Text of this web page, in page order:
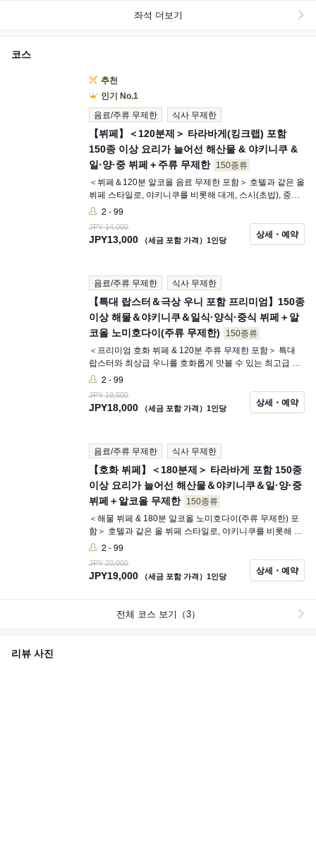
좌석 더보기
코스
추천
인기 No.1
음료/주류 무제한
식사 무제한
【뷔페】＜120분제＞ 타라바게(킹크랩) 포함
150종 이상 요리가 늘어선 해산물 & 야키니쿠 &
일·양·중 뷔페＋주류 무제한
150종류
＜뷔페＆120분 알코올 음료 무제한 포함＞ 호텔과 같은 올
뷔페 스타일로, 야키니쿠를 비롯해 대게, 스시(초밥), 중화
요리, 일식, 디저트 등 장르를 가리지 않는 150종 이상의 요
셰프가 눈앞에서 만들어 드리는 스시와 갓 조리된 따끈따
끈한 요리들입니다. 현장감 넘치는 라이브 키친에서 셰프
공간이 소중한 시간을 더욱 특별하게 연출합니다.
2 - 99
JPY 14,000
JPY13,000 （세금 포함 가격）1인당
상세・예약
음료/주류 무제한 식사 무제한
【특대 랍스터＆극상 우니 포함 프리미엄】150종
이상 해물＆야키니쿠＆일식·양식·중식 뷔페＋알
코올 노미호다이(주류 무제한)
150종류
＜프리미엄 호화 뷔페 & 120분 주류 무제한 포함＞ 특대
랍스터와 최상급 우니를 호화롭게 맛볼 수 있는 최고급 프
리미엄 코스입니다. 더불어 숙련된 장인이 빚는 에도마에
김), 고소한 하마야키(해산물 구이), 엄선한 야키니쿠, 정통
중화요리, 화려한 디저트까지 150종을 넘는 미식을 마음껏
2 - 99
JPY 19,500
JPY18,000 （세금 포함 가격）1인당
상세・예약
음료/주류 무제한 식사 무제한
【호화 뷔페】＜180분제＞ 타라바게 포함 150종
이상 요리가 늘어선 해산물＆야키니쿠＆일·양·중
뷔페＋알코올 무제한
150종류
＜해물 뷔페 & 180분 알코올 노미호다이(주류 무제한) 포
함＞ 호텔과 같은 올 뷔페 스타일로, 야키니쿠를 비롯해 게,
스시(초밥), 중식, 일식, 디저트 등 장르에 얽매이지 않는
의 추천은 셰프가 눈앞에서 직접 만들어 드리는 스시(초밥)
와 갓 조리된 따끈따끈한 요리들입니다。 현장감 넘치는
감으로도 즐기실 수 있습니다. 일식과 양식이 조화를 이룬
고급스러운 공간이 고객님의 소중한 시간을 연출합니다。
2 - 99
JPY 20,000
JPY19,000 （세금 포함 가격）1인당
상세・예약
전체 코스 보기（3）
리뷰 사진